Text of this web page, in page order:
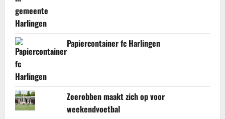
Papiercontainer fc Harlingen
Zeerobben maakt zich op voor
weekendvoetbal